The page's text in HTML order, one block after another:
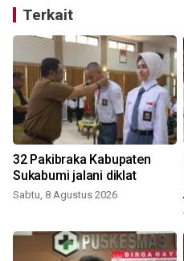
Terkait
32 Pakibraka Kabupaten
Sukabumi jalani diklat
Sabtu, 8 Agustus 2026